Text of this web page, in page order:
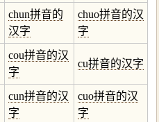
chun拼音的
汉字
chuo拼音的汉
字
cou拼音的汉
字
cu拼音的汉字
cun拼音的汉
字
cuo拼音的汉
字